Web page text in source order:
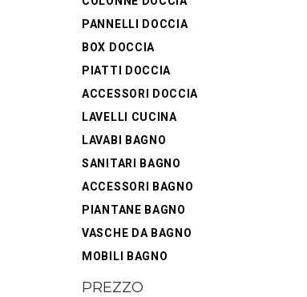
PANNELLI DOCCIA
BOX DOCCIA
PIATTI DOCCIA
ACCESSORI DOCCIA
LAVELLI CUCINA
LAVABI BAGNO
SANITARI BAGNO
ACCESSORI BAGNO
PIANTANE BAGNO
VASCHE DA BAGNO
MOBILI BAGNO
PREZZO